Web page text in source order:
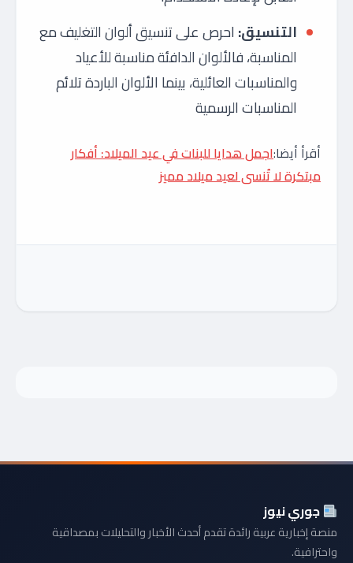
التنسيق: احرص على تنسيق ألوان التغليف مع
المناسبة، فالألوان الدافئة مناسبة للأعياد
والمناسبات العائلية، بينما الألوان الباردة تلائم
المناسبات الرسمية
أقرأ أيضا:اجمل هدايا للبنات في عيد الميلاد: أفكار
مبتكرة لا تُنسى لعيد ميلاد مميز
جوري نيوز
منصة إخبارية عربية رائدة تقدم أحدث الأخبار والتحليلات بمصداقية
واحترافية.